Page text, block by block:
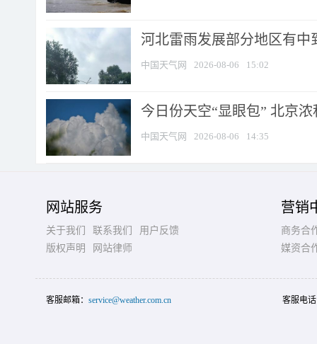
河北雷雨发展部分地区有中
中国天气网 2026-08-06 15:02
今日份天空“显眼包” 北京
中国天气网 2026-08-06 14:35
网站服务
关于我们 联系我们
用户反馈
版权声明
网站律师
营销
商务合
媒资合
客服邮箱： service@weather.com.cn 客服电